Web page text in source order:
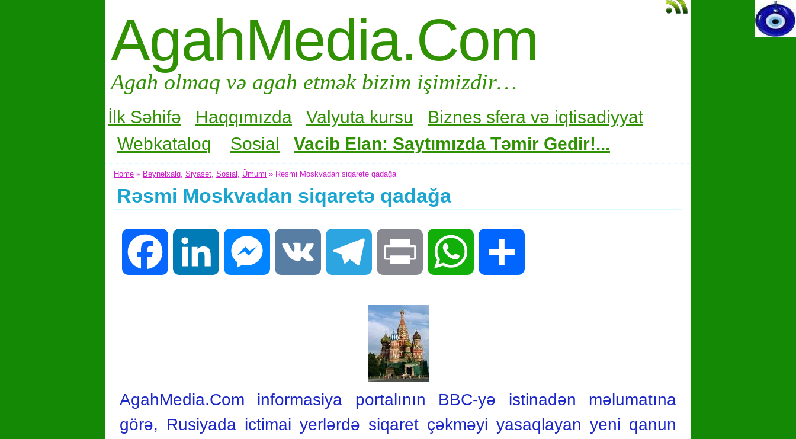
AgahMedia.Com
Agah olmaq və agah etmək bizim işimizdir…
İlk Səhifə Haqqımızda Valyuta kursu Biznes sfera və iqtisadiyyat
Webkataloq
Sosial Vacib Elan: Saytımızda Təmir Gedir!...
Home » Beynəlxalq Siyasət Sosial Ümumi » Rəsmi Moskvadan siqaretə qadağa
Rəsmi Moskvadan siqaretə qadağa
Facebook LinkedIn Messenger VK Print WhatsApp
AgahMedia.Com informasiya portalının BBC-yə istinadən məlumatına
görə, Rusiyada ictimai yerlərdə siqaret çəkməyi yasaqlayan yeni qanun